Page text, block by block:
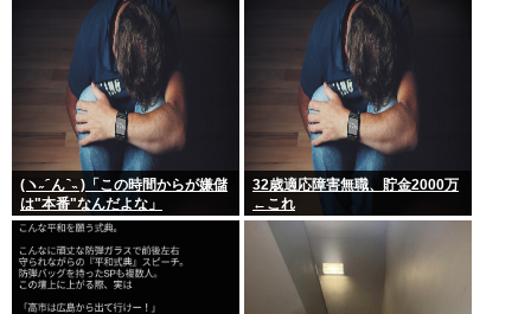
う確かめようが無いもので有罪
になるの？
(ヽ˶ ᷇ ん ᷆ ˵ )「この時間からが嫌儲
は"本番"なんだよな」
32歳適応障害無職、貯金2000万
←これ